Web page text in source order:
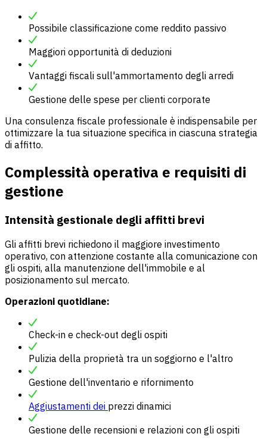
Possibile classificazione come reddito passivo
Maggiori opportunità di deduzioni
Vantaggi fiscali sull'ammortamento degli arredi
Gestione delle spese per clienti corporate
Una consulenza fiscale professionale è indispensabile per
ottimizzare la tua situazione specifica in ciascuna strategia
di affitto.
Complessità operativa e requisiti di
gestione
Intensità gestionale degli affitti brevi
Gli affitti brevi richiedono il maggiore investimento
operativo, con attenzione costante alla comunicazione con
gli ospiti, alla manutenzione dell'immobile e al
posizionamento sul mercato.
Operazioni quotidiane:
Check-in e check-out degli ospiti
Pulizia della proprietà tra un soggiorno e l'altro
Gestione dell'inventario e rifornimento
Aggiustamenti dei prezzi dinamici
Gestione delle recensioni e relazioni con gli ospiti